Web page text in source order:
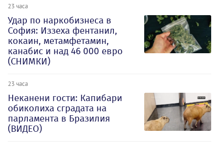
23 часа
Удар по наркобизнеса в
София: Иззеха фентанил,
кокаин, метамфетамин,
канабис и над 46 000 евро
(СНИМКИ)
23 часа
Неканени гости: Капибари
обиколиха сградата на
парламента в Бразилия
(ВИДЕО)